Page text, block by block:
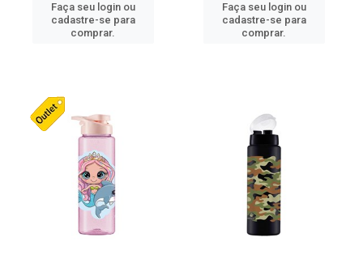
Faça seu login ou
cadastre-se para
comprar.
Faça seu login ou
cadastre-se para
comprar.